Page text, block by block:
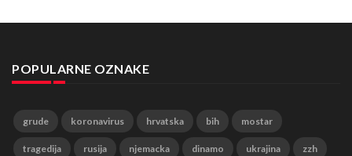
POPULARNE OZNAKE
grude koronavirus hrvatska bih mostar
tragedija rusija njemacka dinamo ukrajina zzh